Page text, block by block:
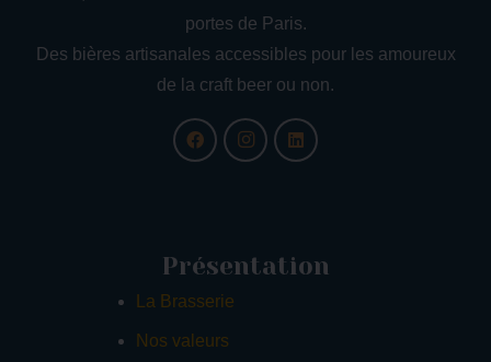
portes de Paris.
Des bières artisanales accessibles pour les amoureux
de la craft beer ou non.
Présentation
La Brasserie
Nos valeurs